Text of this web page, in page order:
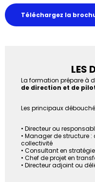
Téléchargez la
LES
La formation prépare à
de direction et de
Les principaux
• Directeur ou
• Manager de structure
collectivité
• Consultant en
• Chef de projet en
• Directeur adjoint ou